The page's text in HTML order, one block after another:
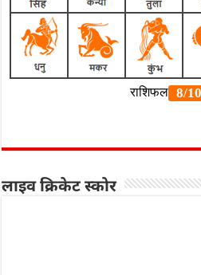
लाइव क्रिकेट स्कोर